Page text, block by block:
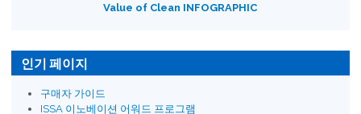
Value of Clean INFOGRAPHIC
인기 페이지
구매자 가이드
ISSA 이노베이션 어워드 프로그램